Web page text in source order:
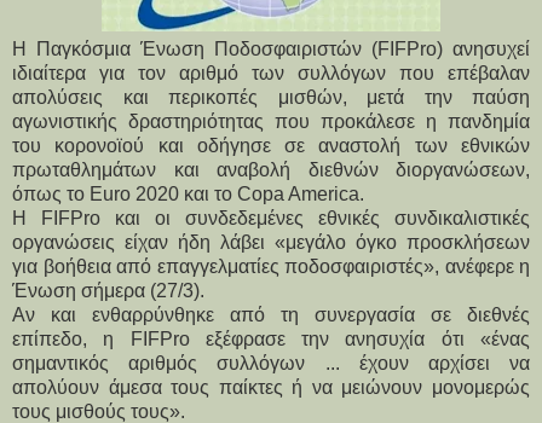
H Παγκόσμια Ένωση Ποδοσφαιριστών (FIFPro) ανησυχεί
ιδιαίτερα για τον αριθμό των συλλόγων που επέβαλαν
απολύσεις και περικοπές μισθών, μετά την παύση
αγωνιστικής δραστηριότητας που προκάλεσε η πανδημία
του κορονοϊού και οδήγησε σε αναστολή των εθνικών
πρωταθλημάτων και αναβολή διεθνών διοργανώσεων,
όπως το Euro 2020 και το Copa America.
Η FIFPro και οι συνδεδεμένες εθνικές συνδικαλιστικές
οργανώσεις είχαν ήδη λάβει «μεγάλο όγκο προσκλήσεων
για βοήθεια από επαγγελματίες ποδοσφαιριστές», ανέφερε η
Ένωση σήμερα (27/3).
Αν και ενθαρρύνθηκε από τη συνεργασία σε διεθνές
επίπεδο, η FIFPro εξέφρασε την ανησυχία ότι «ένας
σημαντικός αριθμός συλλόγων ... έχουν αρχίσει να
απολύουν άμεσα τους παίκτες ή να μειώνουν μονομερώς
τους μισθούς τους».